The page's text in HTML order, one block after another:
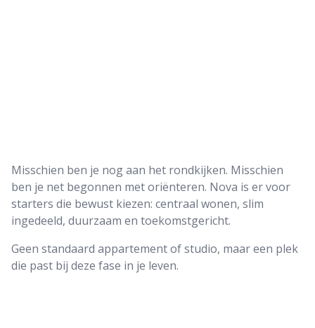
Misschien ben je nog aan het rondkijken. Misschien
ben je net begonnen met oriënteren. Nova is er voor
starters die bewust kiezen: centraal wonen, slim
ingedeeld, duurzaam en toekomstgericht.
Geen standaard appartement of studio, maar een plek
die past bij deze fase in je leven.